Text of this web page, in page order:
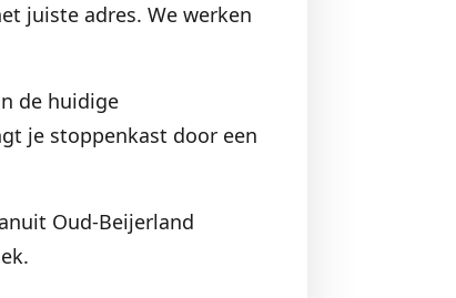
juiste adres. We werken
de huidige
je stoppenkast door een
Oud-Beijerland